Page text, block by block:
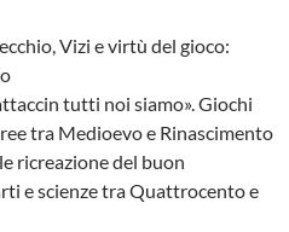
Vizi e virtù del gioco:
tutti noi siamo». Giochi
tra Medioevo e Rinascimento
ricreazione del buon
e scienze tra Quattrocento e